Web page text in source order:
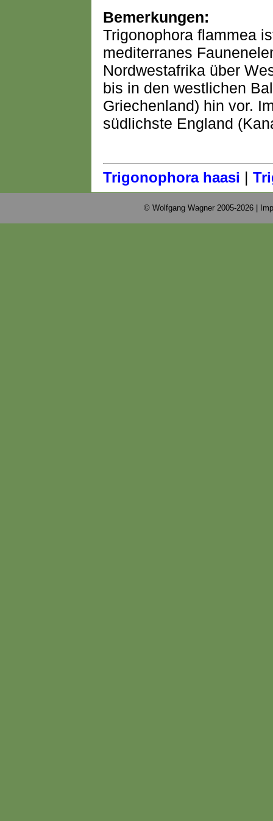
Bemerkungen:
Trigonophora flammea
mediterranes
Nordwestafrika über
bis in den westlichen
Griechenland) hin vor.
südlichste England
Trigonophora haasi |
© Wolfgang Wagner 2005-2026 |